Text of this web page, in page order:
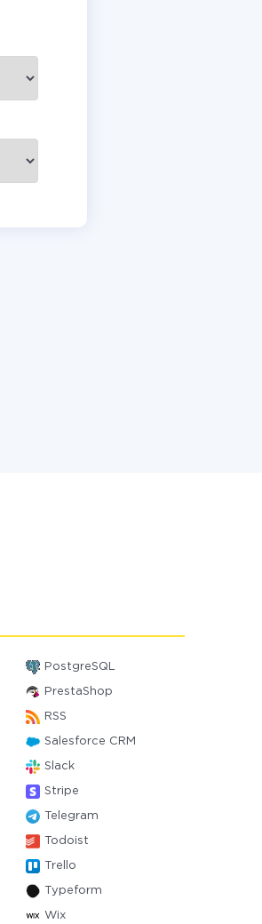
PostgreSQL
PrestaShop
RSS
Salesforce CRM
Slack
Stripe
Telegram
Todoist
Trello
Typeform
Wix